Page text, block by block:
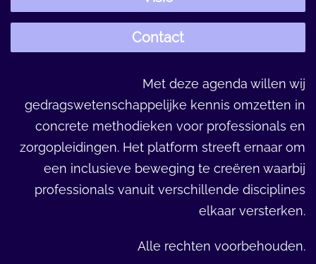
Contact
Met deze agenda willen wij
gedragswetenschappelijke kennis omzetten in
concrete methodieken voor professionals en
zorgopleidingen. Het platform streeft ernaar om
een inclusieve beweging te creëren waarbij
professionals vanuit verschillende disciplines
elkaar versterken.
Alle rechten voorbehouden.